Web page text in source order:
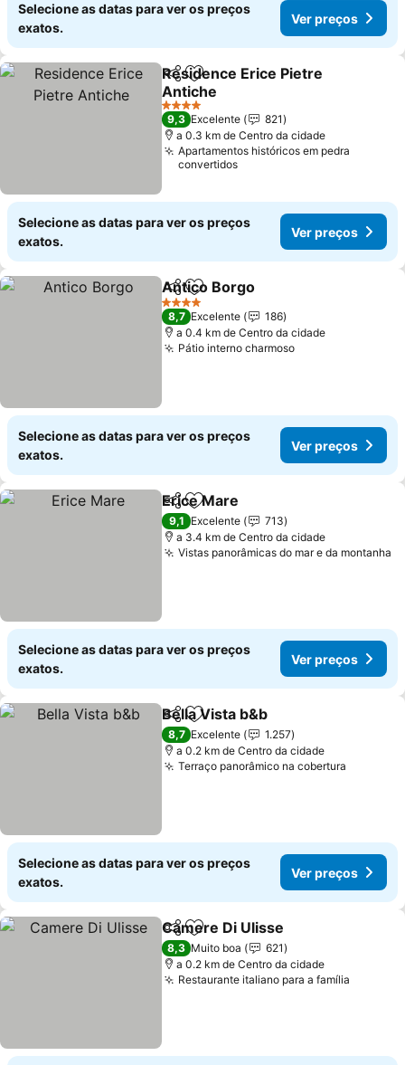
Selecione as datas para ver os preços
exatos.
Ver preços
PartilharAdicionar aos favoritos
Residence Erice Pietre
Antiche
4 Estrelas
9,3 Excelente
821
a 0.3 km de Centro da cidade
Apartamentos históricos em pedra
convertidos
Selecione as datas para ver os preços
exatos.
Ver preços
PartilharAdicionar aos favoritos
Antico Borgo
4 Estrelas
8,7 Excelente
186
a 0.4 km de Centro da cidade
Pátio interno charmoso
Selecione as datas para ver os preços
exatos.
Ver preços
PartilharAdicionar aos favoritos
Erice Mare
9,1 Excelente
713
a 3.4 km de Centro da cidade
Vistas panorâmicas do mar e da montanha
Selecione as datas para ver os preços
exatos.
Ver preços
PartilharAdicionar aos favoritos
Bella Vista b&b
8,7 Excelente
1.257
a 0.2 km de Centro da cidade
Terraço panorâmico na cobertura
Selecione as datas para ver os preços
exatos.
Ver preços
PartilharAdicionar aos favoritos
Camere Di Ulisse
8,3 Muito boa
621
a 0.2 km de Centro da cidade
Restaurante italiano para a família